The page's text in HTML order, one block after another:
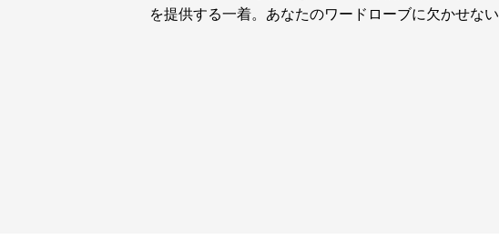
を提供する一着。あなたのワードローブに欠かせな